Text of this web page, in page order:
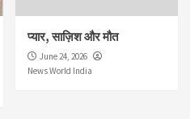
प्यार, साज़िश और मौत
June 24, 2026
News World India